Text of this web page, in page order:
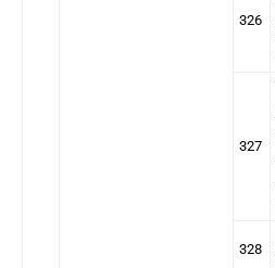
326
327
328